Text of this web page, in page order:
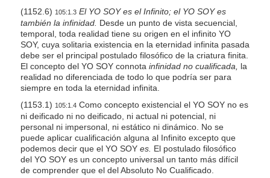
(1152.6) 105:1.3 El YO SOY es el Infinito; el YO SOY es
también la infinidad. Desde un punto de vista secuencial,
temporal, toda realidad tiene su origen en el infinito YO
SOY, cuya solitaria existencia en la eternidad infinita pasada
debe ser el principal postulado filosófico de la criatura finita.
El concepto del YO SOY connota infinidad no cualificada,
la
realidad no diferenciada de todo lo que podría ser para
siempre en toda la eternidad infinita.
(1153.1) 105:1.4Como concepto existencial el YO SOY no es
ni deificado ni no deificado, ni actual ni potencial, ni
personal ni impersonal, ni estático ni dinámico. No se
puede aplicar cualificación alguna al Infinito excepto que
podemos decir que el YO SOY es. El postulado filosófico
del YO SOY es un concepto universal un tanto más difícil
de comprender que el del Absoluto No Cualificado.